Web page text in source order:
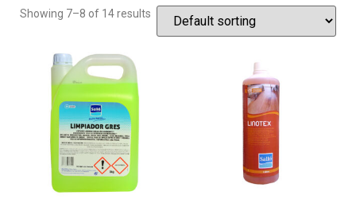
Showing 7–8 of 14 results